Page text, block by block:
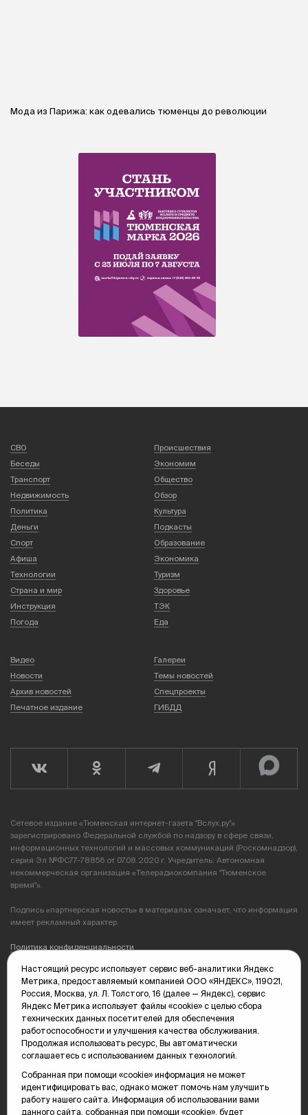
Мода из Парижа: как одевались тюменцы до революции
СВО
Происшествия
Беседы
Экономим
Транспорт
Общество
Недвижимость
Обзор
Политика
Культура
Деньги
Подкасты
Спорт
Образование
Афиша
Экономика
Технологии
Туризм
Страна и мир
Здоровье
Инструкция
ТЭК
Погода
Еда
Видео
Галереи
Новости
Темы новостей
Архив новостей
Спецпроекты
Печатное издание
ГИБДД
Сетевое издание «Тюменская интернет-газета "Вслух.ру"»
зарегистрировано Федеральной службой по надзору в сфере связи,
информационных технологий и массовых коммуникаций (Роскомнадзор),
серия Эл №ФС77-78856 от 07.08.2020 г. Учредитель: Автономная
некоммерческая организация «Телерадиокомпания "Тюменское
время"».
Подпись «партнерская новость» в материалах означает, что информация
имеет рекламный характер.
Политика конфиденциальности
Редакция: 625035, Тюмень, пр. Геологоразведчиков, 28А
(3452) 68-89-05
edit@vsluh.ru
Главный редактор: Панкина Т.Ю.
kika@vsluh.ru
По вопросам рекламы:
(3452) 68-89-78
kotovaev@sibinformburo.ru
mim@vsluh.ru
Настоящий ресурс использует сервис веб-аналитики Яндекс
Метрика, предоставляемый компанией ООО «ЯНДЕКС», 119021,
Россия, Москва, ул. Л. Толстого, 16 (далее — Яндекс), сервис
Яндекс Метрика использует файлы «cookie» с целью сбора
технических данных посетителей для обеспечения
работоспособности и улучшения качества обслуживания.
Продолжая использовать ресурс, Вы автоматически
соглашаетесь с использованием данных технологий.
Собранная при помощи «cookie» информация не может
идентифицировать вас, однако может помочь нам улучшить
работу нашего сайта. Информация об использовании вами
данного сайта, собранная при помощи «cookie», будет